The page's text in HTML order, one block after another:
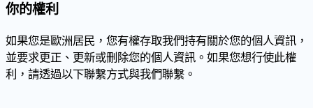
你的權利
如果您是歐洲居民，您有權存取我們持有關於您的個人資訊，
並要求更正、更新或刪除您的個人資訊。如果您想行使此權
利，請透過以下聯繫方式與我們聯繫。